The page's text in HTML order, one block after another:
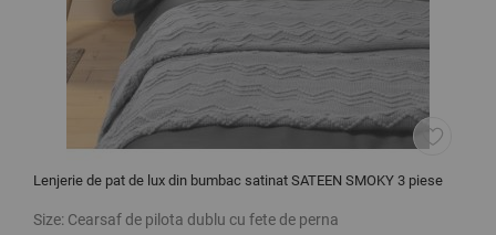
Lenjerie de pat de lux din bumbac satinat SATEEN SMOKY 3 piese
Size: Cearsaf de pilota dublu cu fete de perna